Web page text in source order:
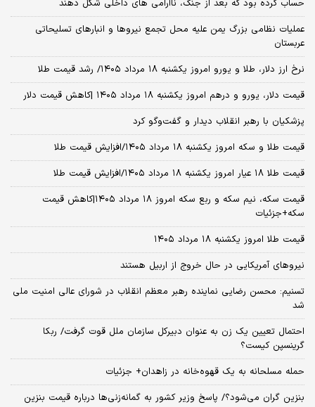
حساب کرده بود که بعد از جنگ، ناآرامی‌ های داخلی شکل دهند
عملیات نظامی بزرگ یمن علیه محل تجمع نیروها و انبارهای تسلیحاتی
عربستان
نرخ ارز دلار، طلا و یورو امروز یکشنبه ۱۸ مرداد ۱۴۰۵/ رشد قیمت طلا
قیمت دلار، یورو و درهم امروز یکشنبه ۱۸ مرداد ۱۴۰۵ |کاهش قیمت دلار
پزشکیان با رهبر انقلاب دیدار و گفت‌وگو کرد
قیمت طلا و سکه امروز یکشنبه ۱۸ مرداد ۱۴۰۵/افزایش قیمت طلا
قیمت طلا ۱۸ عیار امروز یکشنبه ۱۸ مرداد ۱۴۰۵/افزایش قیمت طلا
قیمت سکه، نیم سکه و ربع سکه امروز ۱۸ مرداد ۱۴۰۵|کاهش قیمت
سکه+جزئیات
قیمت طلا امروز یکشنبه ۱۸ مرداد ۱۴۰۵
نیروهای آمریکایی در حال خروج از اربیل هستند
تسنیم: محسن رضایی نماینده رهبر معظم انقلاب در شورای عالی امنیت ملی
شد
احتمال تعیین یک زن به عنوان دبیرکل سازمان ملل قوت گرفت/ ربکا
گرینسپن کیست؟
حمله مسلحانه به یک قهوه‌خانه در زاهدان+ جزئیات
بنزین گران می‌شود؟/ پاسخ وزیر کشور به گمانه‌زنی‌ها درباره قیمت بنزین